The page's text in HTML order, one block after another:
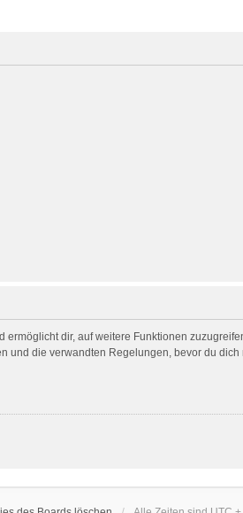
dir, auf weitere Funktionen
und die verwandten Regelungen, bevor du dich